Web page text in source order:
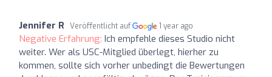
Jennifer R Veröffentlicht auf 1 year ago
Negative Erfahrung: Ich empfehle dieses Studio nicht
weiter. Wer als USC-Mitglied überlegt, hierher zu
kommen, sollte sich vorher unbedingt die Bewertungen